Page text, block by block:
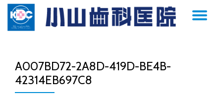
A007BD72-2A8D-419D-BE4B-
42314EB697C8